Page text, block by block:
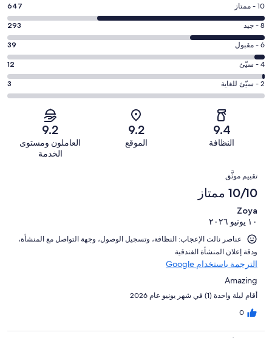
درجة
التصنيف
10
-
ممتاز.
647
من
أصل
10 - ممتاز 647
درجة
التصنيف
8
-
جيد.
293
8 - جيد 293
درجة
التصنيف
6
-
مقبول.
تقييمات
النزلاء
6 - مقبول 39
درجة
التصنيف
4
من
تقييمات
النزلاء
4 - سيّئ 12
درجة
التصنيف
من
أصل
994
من
تقييمات
النزلاء
2 - سيّئ للغاية 3
9.4
النظافة
9.2
الموقع
9.2
العاملون ومستوى
الخدمة
التقييمات
تقييم موثَّق
10/10 ممتاز
Zoya
١٠ يونيو ٢٠٢٦
عناصر نالت الإعجاب: ⁦النظافة⁩، و⁦تسجيل الوصول⁩، و⁦جهة التواصل مع المنشأة⁩،
و⁦دقة إعلان المنشأة الفندقية⁩
الترجمة باستخدام Google
Amazing
أقام ليلة واحدة (1) في شهر يونيو عام 2026
0